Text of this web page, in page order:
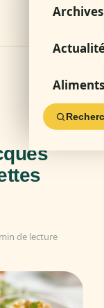
Archives
Aliments
de lecture